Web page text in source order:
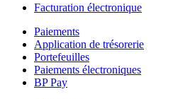
Facturation électronique
Paiements
Application de trésorerie
Portefeuilles
Paiements électroniques
BP Pay